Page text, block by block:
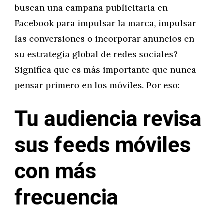
buscan una campaña publicitaria en
Facebook para impulsar la marca, impulsar
las conversiones o incorporar anuncios en
su estrategia global de redes sociales?
Significa que es más importante que nunca
pensar primero en los móviles. Por eso:
Tu audiencia revisa
sus feeds móviles
con más
frecuencia